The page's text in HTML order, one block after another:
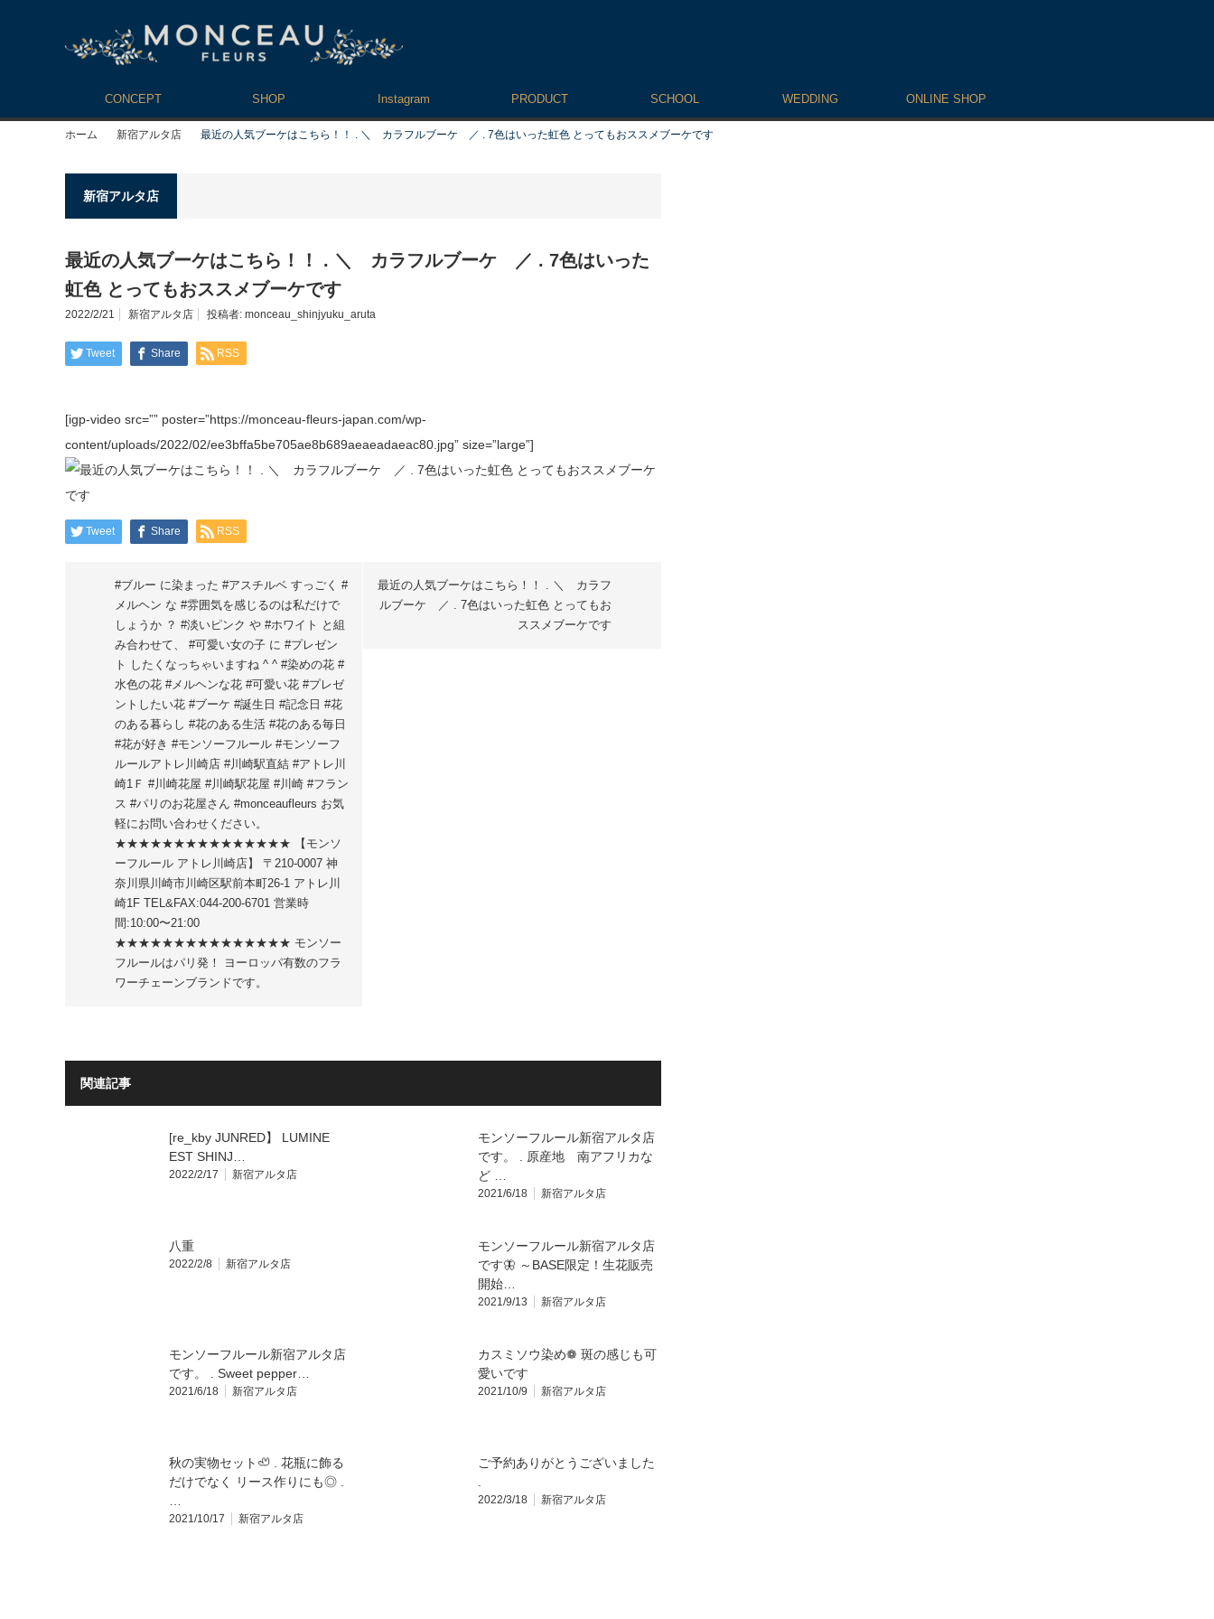
CONCEPT SHOP Instagram PRODUCT SCHOOL WEDDING ONLINE SHOP
ホーム 新宿アルタ店 最近の人気ブーケはこちら！！ . ＼ カラフルブーケ ／ . 7色はいった虹色 とってもおススメブーケです
新宿アルタ店
最近の人気ブーケはこちら！！ . ＼ カラフルブーケ ／ . 7色はいった
虹色 とってもおススメブーケです
2022/2/21 新宿アルタ店 投稿者: monceau_shinjyuku_aruta
Tweet Share RSS
[igp-video src=”” poster=”https://monceau-fleurs-japan.com/wp-
content/uploads/2022/02/ee3bffa5be705ae8b689aeaeadaeac80.jpg” size=”large”]
Tweet Share RSS
#ブルー に染まった #アスチルベ すっごく #
メルヘン な #雰囲気を感じるのは私だけで
しょうか ？ #淡いピンク や #ホワイト と組
み合わせて、 #可愛い女の子 に #プレゼン
ト したくなっちゃいますね ^ ^ #染めの花 #
水色の花 #メルヘンな花 #可愛い花 #プレゼ
ントしたい花 #ブーケ #誕生日 #記念日 #花
のある暮らし #花のある生活 #花のある毎日
#花が好き #モンソーフルール #モンソーフ
ルールアトレ川崎店 #川崎駅直結 #アトレ川
崎1Ｆ #川崎花屋 #川崎駅花屋 #川崎 #フラン
ス #パリのお花屋さん #monceaufleurs お気
軽にお問い合わせください。
★★★★★★★★★★★★★★★ 【モンソ
ーフルール アトレ川崎店】 〒210-0007 神
奈川県川崎市川崎区駅前本町26-1 アトレ川
崎1F TEL&FAX:044-200-6701 営業時
間:10:00〜21:00
★★★★★★★★★★★★★★★ モンソー
フルールはパリ発！ ヨーロッパ有数のフラ
ワーチェーンブランドです。
最近の人気ブーケはこちら！！ . ＼ カラフ
ルブーケ ／ . 7色はいった虹色 とってもお
ススメブーケです
関連記事
[re_kby JUNRED】 LUMINE
EST SHINJ…
2022/2/17 新宿アルタ店
モンソーフルール新宿アルタ店
です。 . 原産地 南アフリカな
ど …
2021/6/18 新宿アルタ店
八重
2022/2/8 新宿アルタ店
モンソーフルール新宿アルタ店
です🦋 ～BASE限定！生花販売
開始…
2021/9/13 新宿アルタ店
モンソーフルール新宿アルタ店
です。 . Sweet pepper…
2021/6/18 新宿アルタ店
カスミソウ染め❁ 斑の感じも可
愛いです️
2021/10/9 新宿アルタ店
秋の実物セット🦥 . 花瓶に飾る
だけでなく リース作りにも◎ .
2021/10/17 新宿アルタ店
ご予約ありがとうございました️
2022/3/18 新宿アルタ店